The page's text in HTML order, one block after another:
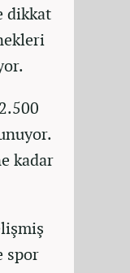
dikkat
kadar
spor